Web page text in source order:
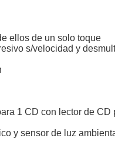
ellos de un solo toque
s/velocidad y
1 CD con lector de
y sensor de luz